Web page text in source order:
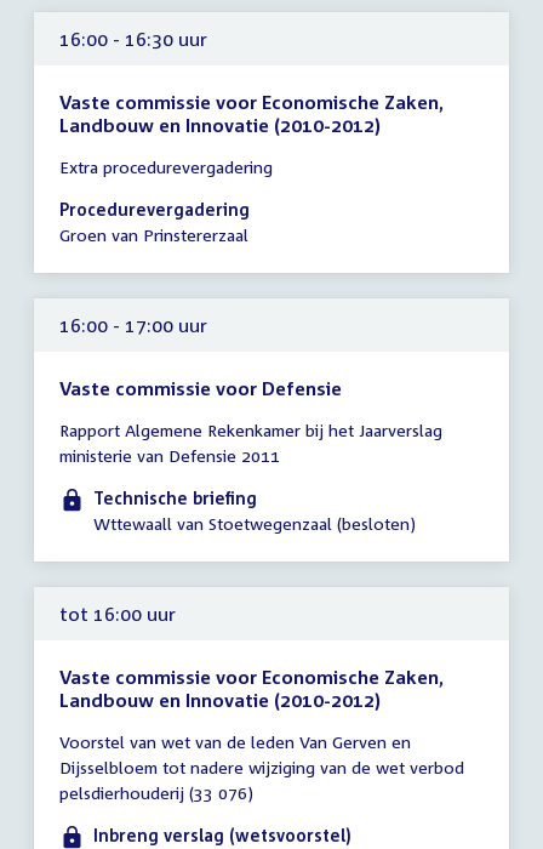
16:00 - 16:30 uur
Vaste commissie voor Economische Zaken,
Landbouw en Innovatie (2010-2012)
vergadering
16:00
-
uur
Extra procedurevergadering
Procedurevergadering
Groen van Prinstererzaal
16:00 - 17:00 uur
Vaste commissie voor Defensie
vergadering
16:00
17:00
Rapport Algemene Rekenkamer bij het Jaarverslag
ministerie van Defensie 2011
Technische briefing
Wttewaall van Stoetwegenzaal (besloten)
tot 16:00 uur
Vaste commissie voor Economische Zaken,
Landbouw en Innovatie (2010-2012)
vergadering
tot
16:00
uur
Voorstel van wet van de leden Van Gerven en
Dijsselbloem tot nadere wijziging van de wet verbod
pelsdierhouderij (33 076)
Inbreng verslag (wetsvoorstel)